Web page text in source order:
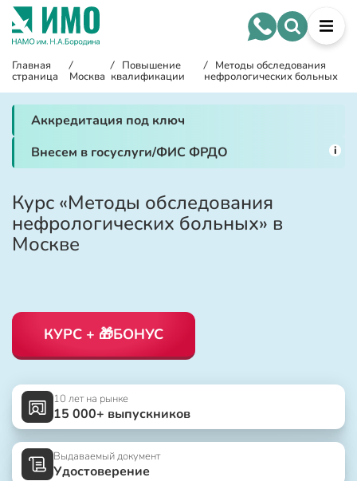
Главная
страница
/
Москва
/ Повышение
квалификации
/ Методы обследования
нефрологических больных
Аккредитация под ключ
Внесем в госуслуги/ФИС ФРДО
i
Курс «Методы обследования
нефрологических больных» в
Москве
КУРС + 🎁БОНУС
10 лет на рынке
15 000+ выпускников
Выдаваемый документ
Удостоверение